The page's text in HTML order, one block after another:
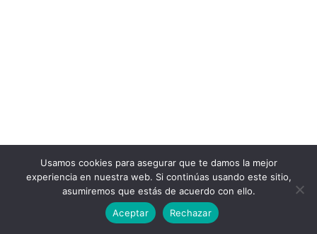
Usamos cookies para asegurar que te damos la mejor
experiencia en nuestra web. Si continúas usando este sitio,
asumiremos que estás de acuerdo con ello.
Aceptar
Rechazar